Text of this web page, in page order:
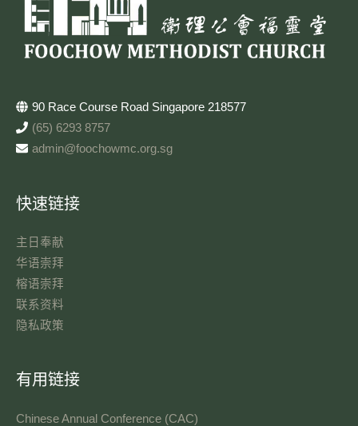
90 Race Course Road Singapore 218577
(65) 6293 8757
admin@foochowmc.org.sg
快速链接
主日奉献​
华语崇拜
榕语崇拜
联系资料​
隐私政策
有用链接
Chinese Annual Conference (CAC)